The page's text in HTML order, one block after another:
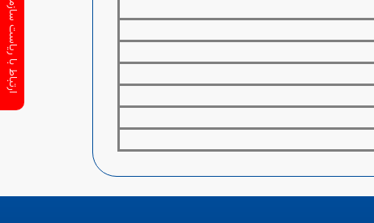
ارتباط با ریاست سازمان